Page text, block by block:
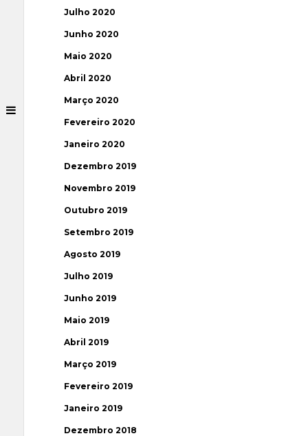
Julho 2020
Junho 2020
Maio 2020
Abril 2020
Março 2020
Fevereiro 2020
Janeiro 2020
Dezembro 2019
Novembro 2019
Outubro 2019
Setembro 2019
Agosto 2019
Julho 2019
Junho 2019
Maio 2019
Abril 2019
Março 2019
Fevereiro 2019
Janeiro 2019
Dezembro 2018